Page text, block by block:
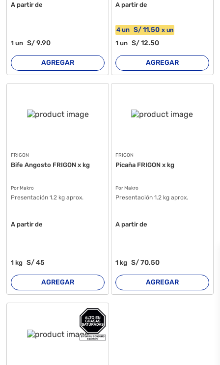
A partir de
1un S/9.90
AGREGAR
A partir de
4 un S/11.50 x un
1 un S/12.50
AGREGAR
FRIGON
Bife Angosto FRIGON x kg
Por Makro
Presentación 1.2 kg aprox.
A partir de
1kg S/45
AGREGAR
FRIGON
Picaña FRIGON x kg
Por Makro
Presentación 1.2 kg aprox.
A partir de
1 kg S/70.50
AGREGAR